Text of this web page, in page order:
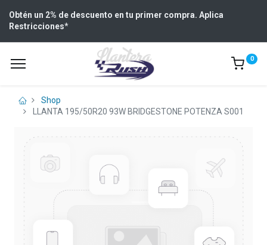
Obtén un 2% de descuento en tu primer compra. Aplica
Restricciones*
0
Shop
LLANTA 195/50R20 93W BRIDGESTONE POTENZA S001